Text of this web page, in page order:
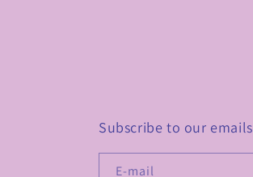
Subscribe to our emails
E‑mail